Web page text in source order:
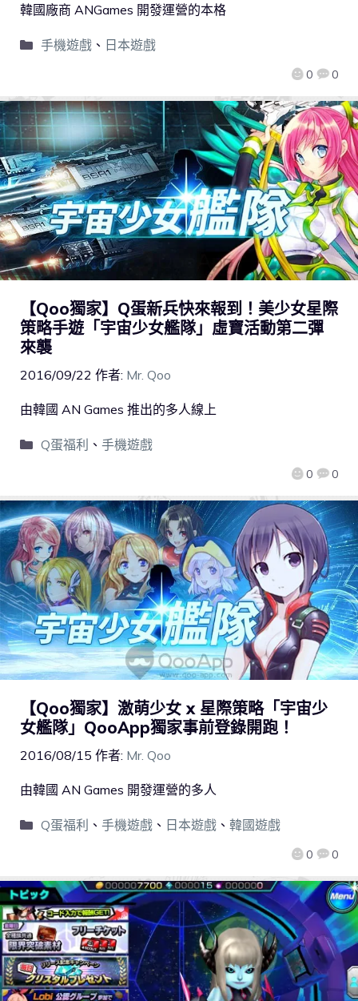
0 0
韓國廠商 ANGames 開發運營的本格
手機遊戲、 日本遊戲
【Qoo獨家】Q蛋新兵快來報到！美少女星際
策略手遊「宇宙少女艦隊」虛寶活動第二彈
來襲
2016/09/22 作者: Mr. Qoo
0 0
由韓國 AN Games 推出的多人線上
Q蛋福利 、 手機遊戲
【Qoo獨家】激萌少女 x 星際策略「宇宙少
女艦隊」QooApp獨家事前登錄開跑！
2016/08/15 作者: Mr. Qoo
0 0
由韓國 AN Games 開發運營的多人
Q蛋福利 、 手機遊戲、 日本遊戲、 韓國遊戲